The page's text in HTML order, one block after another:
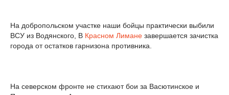
На добропольском участке наши бойцы практически выбили
ВСУ из Водянского, В Красном Лимане завершается зачистка
города от остатков гарнизона противника.
На северском фронте не стихают бои за Васютинское и